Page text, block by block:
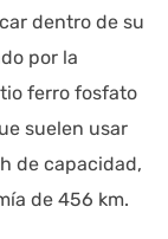
dentro de su
por la
ferro fosfato
suelen usar
de capacidad,
de 456 km.